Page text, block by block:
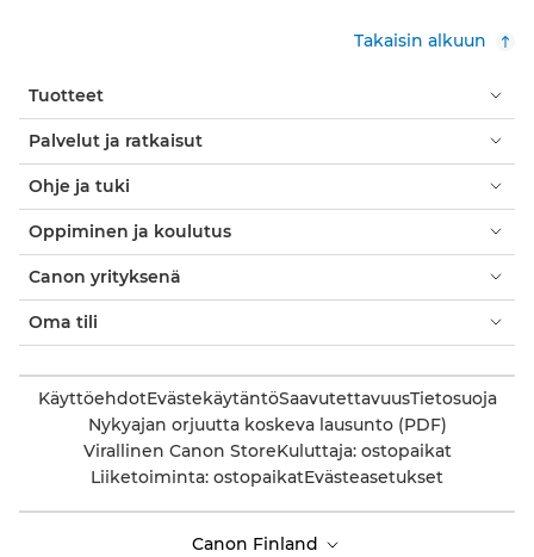
Takaisin alkuun
Tuotteet
Palvelut ja ratkaisut
Ohje ja tuki
Oppiminen ja koulutus
Canon yrityksenä
Oma tili
KäyttöehdotEvästekäytäntöSaavutettavuusTietosuoja
Nykyajan orjuutta koskeva lausunto (PDF)
Virallinen Canon StoreKuluttaja: ostopaikat
Liiketoiminta: ostopaikatEvästeasetukset
Canon Finland